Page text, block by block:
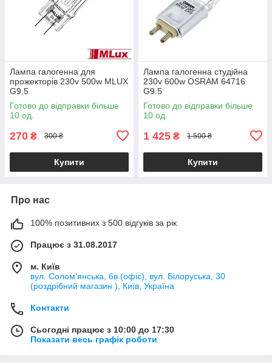
Лампа галогенна для
прожекторів 230v 500w MLUX
G9.5
Готово до відправки більше
10 од.
270 ₴ 300 ₴
Купити
Лампа галогенна студійна
230v 600w OSRAM 64716
G9.5
Готово до відправки більше
10 од.
1 425 ₴ 1 500 ₴
Купити
Про нас
100% позитивних з 500 відгуків за рік
Працює з 31.08.2017
м. Київ
вул. Солом'янська, 6в (офіс), вул. Білоруська, 30
(роздрібний магазин ), Київ, Україна
Контакти
Сьогодні працює з 10:00 до 17:30
Показати весь графік роботи